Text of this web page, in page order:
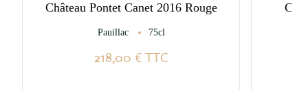
Château Pontet Canet 2016 Rouge
Pauillac 75cl
218,00 €TTC